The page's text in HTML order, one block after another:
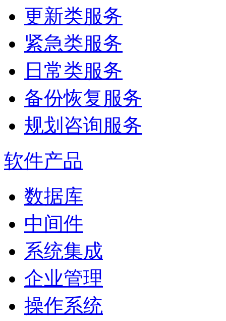
更新类服务
紧急类服务
日常类服务
备份恢复服务
规划咨询服务
软件产品
数据库
中间件
系统集成
企业管理
操作系统